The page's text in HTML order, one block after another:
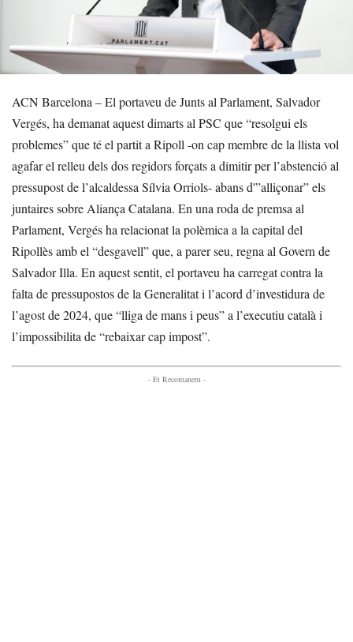
ACN Barcelona – El portaveu de Junts al Parlament, Salvador
Vergés, ha demanat aquest dimarts al PSC que “resolgui els
problemes” que té el partit a Ripoll -on cap membre de la llista vol
agafar el relleu dels dos regidors forçats a dimitir per l’abstenció al
pressupost de l’alcaldessa Sílvia Orriols- abans d'”alliçonar” els
juntaires sobre Aliança Catalana. En una roda de premsa al
Parlament, Vergés ha relacionat la polèmica a la capital del
Ripollès amb el “desgavell” que, a parer seu, regna al Govern de
Salvador Illa. En aquest sentit, el portaveu ha carregat contra la
falta de pressupostos de la Generalitat i l’acord d’investidura de
l’agost de 2024, que “lliga de mans i peus” a l’executiu català i
l’impossibilita de “rebaixar cap impost”.
- Et Recomanem -